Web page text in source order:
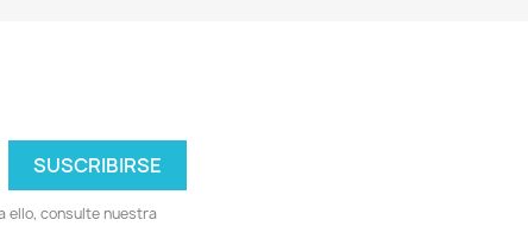
ello, consulte nuestra